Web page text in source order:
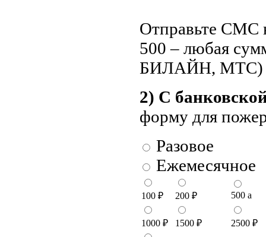
Отправьте СМС
500 – любая
БИЛАЙН, МТС)
2) С
форму для
Разовое
Ежемесячное
100 ₽ 200 ₽ 500 a
1000 ₽ 1500 ₽ 2500 ₽